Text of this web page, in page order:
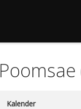
Kalender